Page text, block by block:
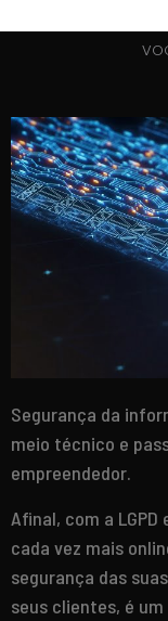
Segurança da
meio técnico e
empreendedor.
Afinal, com a
cada vez mais
segurança das
seus clientes, é